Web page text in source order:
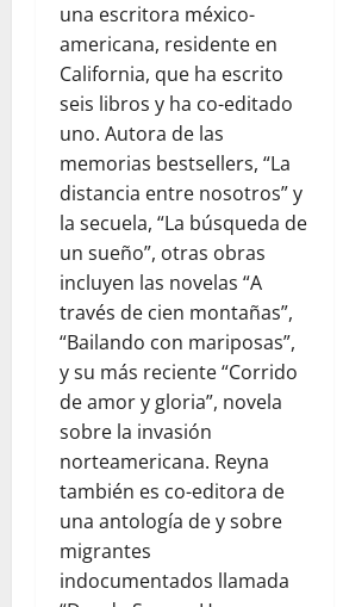
una escritora méxico-
americana, residente en
California, que ha escrito
seis libros y ha co-editado
uno. Autora de las
memorias bestsellers, “La
distancia entre nosotros” y
la secuela, “La búsqueda de
un sueño”, otras obras
incluyen las novelas “A
través de cien montañas”,
“Bailando con mariposas”,
y su más reciente “Corrido
de amor y gloria”, novela
sobre la invasión
norteamericana. Reyna
también es co-editora de
una antología de y sobre
migrantes
indocumentados llamada